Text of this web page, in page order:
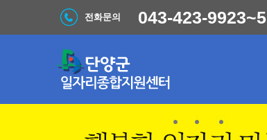
전화문의 043-423-9923~5